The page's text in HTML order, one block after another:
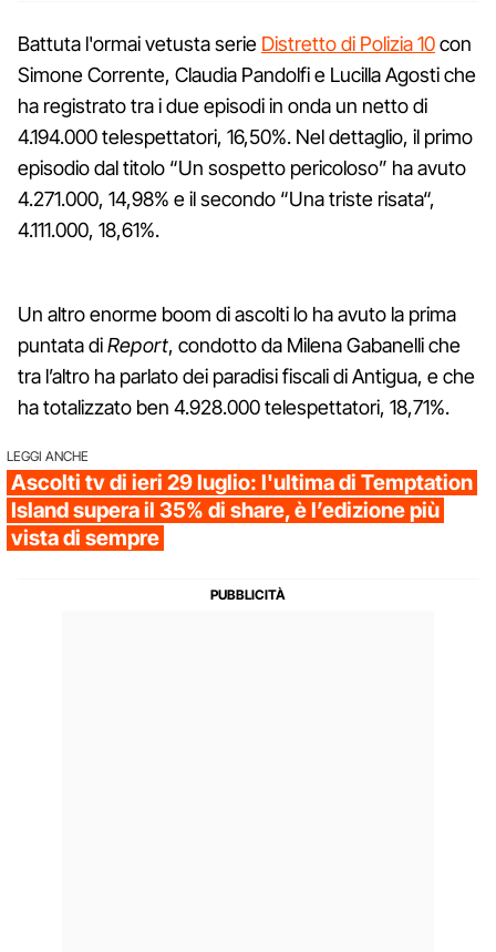
Battuta l'ormai vetusta serie Distretto di Polizia 10con
Simone Corrente, Claudia Pandolfi e Lucilla Agosti che
ha registrato tra i due episodi in onda un netto di
4.194.000 telespettatori, 16,50%. Nel dettaglio, il primo
episodio dal titolo “Un sospetto pericoloso” ha avuto
4.271.000, 14,98% e il secondo “Una triste risata“,
4.111.000, 18,61%.
Un altro enorme boom di ascolti lo ha avuto la prima
puntata diReport, condotto da Milena Gabanelli che
tra l’altro ha parlato dei paradisi fiscali di Antigua, e che
ha totalizzato ben 4.928.000 telespettatori, 18,71%.
LEGGI ANCHE
Ascolti tv di ieri 29 luglio: l'ultima di Temptation
Island supera il 35% di share, è l’edizione più
vista di sempre